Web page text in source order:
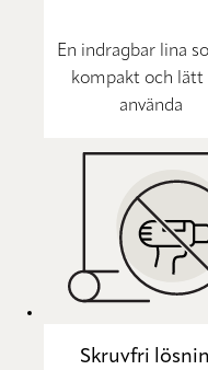
En indragbar lina
kompakt och lätt
använda
Skruvfri